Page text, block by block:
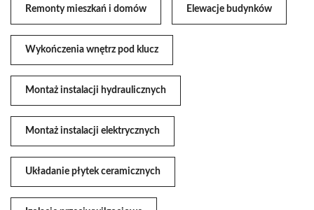
Remonty mieszkań i domów Elewacje budynków
Wykończenia wnętrz pod klucz
Montaż instalacji hydraulicznych
Montaż instalacji elektrycznych
Układanie płytek ceramicznych